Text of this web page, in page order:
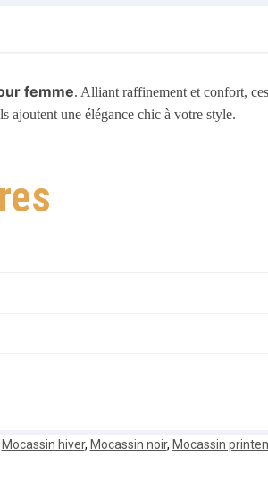
femme. Alliant raffinement et confort,
ajoutent une élégance chic à votre style.
Mocassin hiver, Mocassin noir, Mocassin